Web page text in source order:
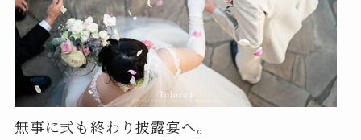
無事に式も終わり披露宴へ。